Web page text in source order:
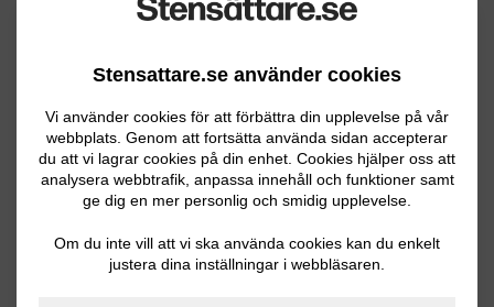
Stensattare.se använder cookies
Vi använder cookies för att förbättra din upplevelse på vår
webbplats. Genom att fortsätta använda sidan accepterar
du att vi lagrar cookies på din enhet. Cookies hjälper oss att
analysera webbtrafik, anpassa innehåll och funktioner samt
ge dig en mer personlig och smidig upplevelse.
Om du inte vill att vi ska använda cookies kan du enkelt
justera dina inställningar i webbläsaren.
Stensättning / Marksten
Raserad sluttning av natursten vid
källarnedfart, ca 3 x 2 meter IMG_3810.
JPG